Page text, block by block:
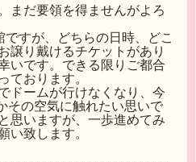
まだ要領を得ませんがよろ
すが、どちらの日時、どこ
譲り戴けるチケットがあり
いです。できる限りご都合
ております。
ドームが行けなくなり、今
その空気に触れたい思いで
思いますが、一歩進めてみ
い致します。